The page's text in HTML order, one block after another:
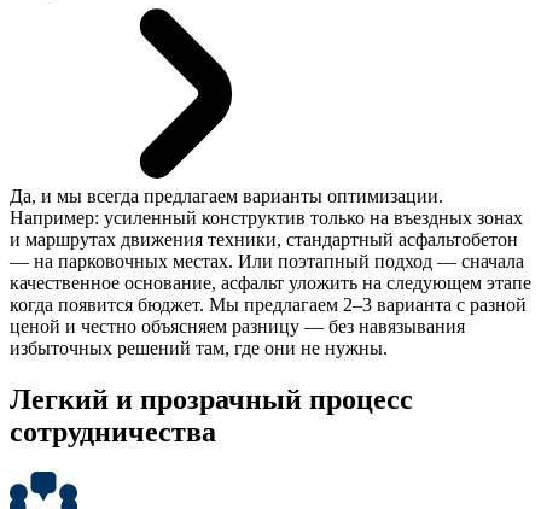
Да, и мы всегда предлагаем варианты оптимизации.
Например: усиленный конструктив только на въездных зонах
и маршрутах движения техники, стандартный асфальтобетон
— на парковочных местах. Или поэтапный подход — сначала
качественное основание, асфальт уложить на следующем этапе
когда появится бюджет. Мы предлагаем 2–3 варианта с разной
ценой и честно объясняем разницу — без навязывания
избыточных решений там, где они не нужны.
Легкий и прозрачный процесс
сотрудничества